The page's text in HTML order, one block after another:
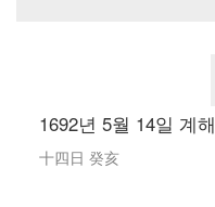
1692년 5월 14일 계해
十四日 癸亥